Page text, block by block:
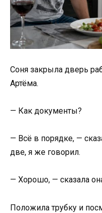
Соня закрыла дверь
Артёма.
— Как документы?
— Всё в порядке, —
две, я же говорил.
— Хорошо, — сказала
Положила трубку и